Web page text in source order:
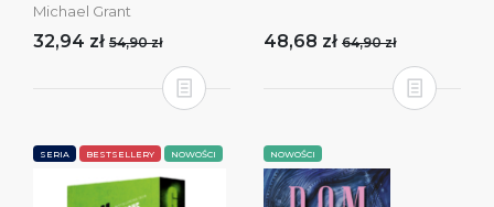
Michael Grant
32,94 zł 54,90 zł 48,68 zł 64,90 zł
SERIA BESTSELLERY NOWOŚCI NOWOŚCI